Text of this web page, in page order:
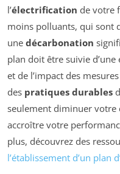
l’électrification de votre
moins polluants, qui sont
une décarbonation
plan doit être suivie
et de l’impact des
des pratiques durables
seulement diminuer votre
accroître votre
plus, découvrez des
l’établissement d’un plan